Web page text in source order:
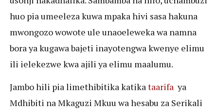
huo pia umeeleza kuwa mpaka hivi sasa hakuna
mwongozo wowote ule unaoeleweka wa namna
bora ya kugawa bajeti inayotengwa kwenye elimu
ili ielekezwe kwa ajili ya elimu maalumu.
Jambo hili pia limethibitika katikataarifa ya
Mdhibiti na Mkaguzi Mkuu wa hesabu za Serikali